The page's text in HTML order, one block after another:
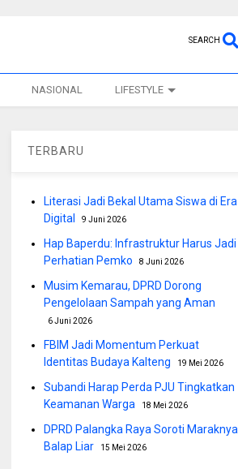
SEARCH
NASIONAL LIFESTYLE
TERBARU
Literasi Jadi Bekal Utama Siswa di Era
Digital
9 Juni 2026
Hap Baperdu: Infrastruktur Harus Jadi
Perhatian Pemko
8 Juni 2026
Musim Kemarau, DPRD Dorong
Pengelolaan Sampah yang Aman
6 Juni 2026
FBIM Jadi Momentum Perkuat
Identitas Budaya Kalteng
19 Mei 2026
Subandi Harap Perda PJU Tingkatkan
Keamanan Warga
18 Mei 2026
DPRD Palangka Raya Soroti Maraknya
Balap Liar
15 Mei 2026